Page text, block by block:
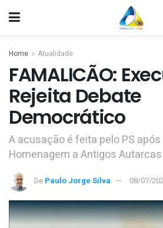
Home Atualidade
FAMALICÃO:
Rejeita Debate
Democrático
A acusação é feita pelo PS
Homenagem a Antigos Autarcas
De Paulo Jorge Silva 08/07/